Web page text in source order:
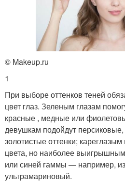
© Makeup.ru
1
При выборе оттенков теней
цвет глаз. Зеленым глазам
красные , медные или
девушкам подойдут
золотистые оттенки;
цвета, но наиболее
или синей гаммы — например,
ультрамариновый.